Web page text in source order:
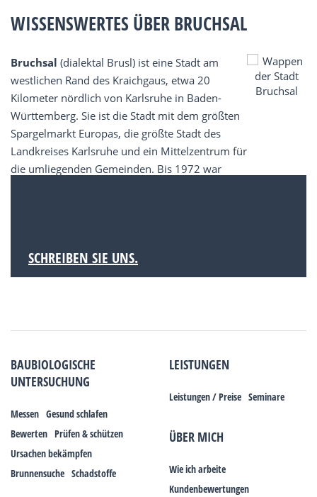
WISSENSWERTES ÜBER BRUCHSAL
Bruchsal (dialektal Brusl) ist eine Stadt am
westlichen Rand des Kraichgaus, etwa 20
Kilometer nördlich von Karlsruhe in Baden-
Württemberg. Sie ist die Stadt mit dem größten
Spargelmarkt Europas, die größte Stadt des
Landkreises Karlsruhe und ein Mittelzentrum für
die umliegenden Gemeinden. Bis 1972 war
SCHREIBEN SIE UNS.
BAUBIOLOGISCHE
UNTERSUCHUNG
Messen Gesund schlafen
Bewerten Prüfen & schützen
Ursachen bekämpfen
Brunnensuche Schadstoffe
LEISTUNGEN
Leistungen / Preise Seminare
ÜBER MICH
Wie ich arbeite
Kundenbewertungen